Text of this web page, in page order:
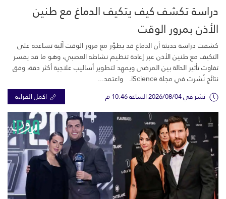
دراسة تكشف كيف يتكيف الدماغ مع طنين
الأذن بمرور الوقت
كشفت دراسة حديثة أن الدماغ قد يطوّر مع مرور الوقت آلية تساعده على
التكيف مع طنين الأذن عبر إعادة تنظيم نشاطه العصبي، وهو ما قد يفسر
تفاوت تأثير الحالة بين المرضى ويمهد لتطوير أساليب علاجية أكثر دقة، وفق
نتائج نُشرت في مجلة iScience. واعتمد...
نشر في 2026/08/04 الساعة 10:46 م اكمل القراءة